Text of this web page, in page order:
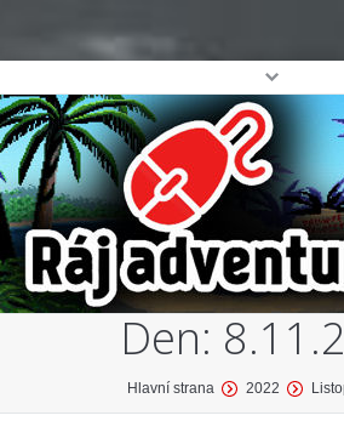
Registrace
Přihlášení
Home
O projektu
Katalog her
Den:
Hlavní strana 2022